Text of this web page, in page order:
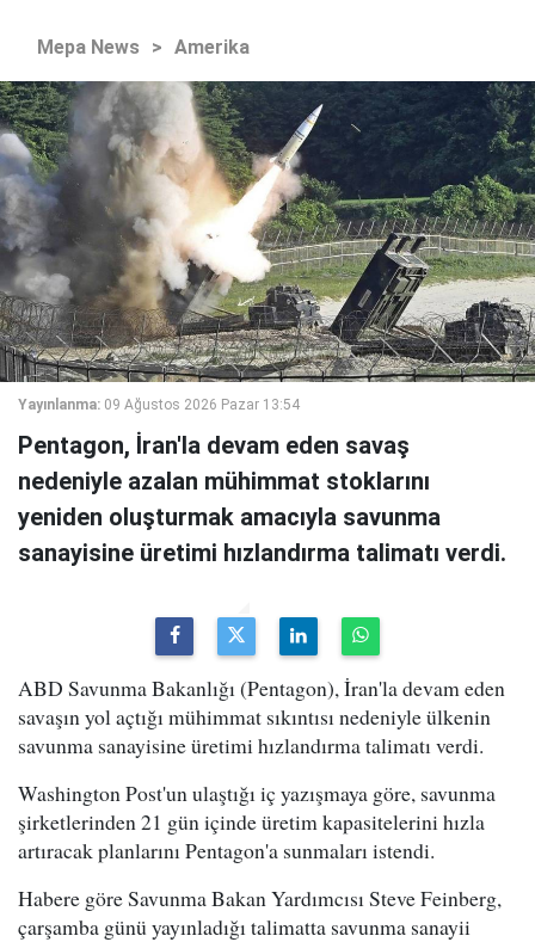
Mepa News > Amerika
Yayınlanma: 09 Ağustos 2026 Pazar 13:54
Pentagon, İran'la devam eden savaş
nedeniyle azalan mühimmat stoklarını
yeniden oluşturmak amacıyla savunma
sanayisine üretimi hızlandırma talimatı verdi.
ABD Savunma Bakanlığı (Pentagon), İran'la devam eden
savaşın yol açtığı mühimmat sıkıntısı nedeniyle ülkenin
savunma sanayisine üretimi hızlandırma talimatı verdi.
Washington Post'un ulaştığı iç yazışmaya göre, savunma
şirketlerinden 21 gün içinde üretim kapasitelerini hızla
artıracak planlarını Pentagon'a sunmaları istendi.
Habere göre Savunma Bakan Yardımcısı Steve Feinberg,
çarşamba günü yayınladığı talimatta savunma sanayii